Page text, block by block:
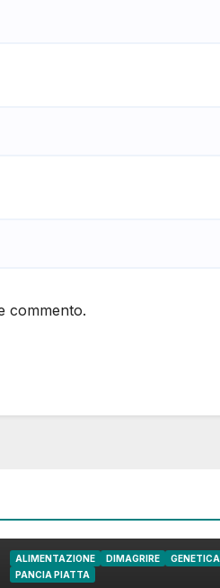
commento.
ALIMENTAZIONE DIMAGRIRE
GENETICA
PANCIA PIATTA